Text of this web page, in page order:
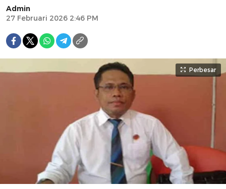
Admin
27 Februari 2026 2:46 PM
Perbesar